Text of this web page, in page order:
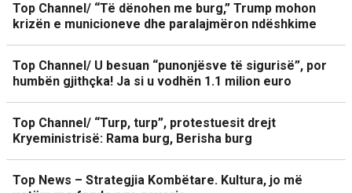
Top Channel/ “Të dënohen me burg,” Trump mohon
krizën e municioneve dhe paralajmëron ndëshkime
Top Channel/ U besuan “punonjësve të sigurisë”, por
humbën gjithçka! Ja si u vodhën 1.1 milion euro
Top Channel/ “Turp, turp”, protestuesit drejt
Kryeministrisë: Rama burg, Berisha burg
Top News – Strategjia Kombëtare. Kultura, jo më